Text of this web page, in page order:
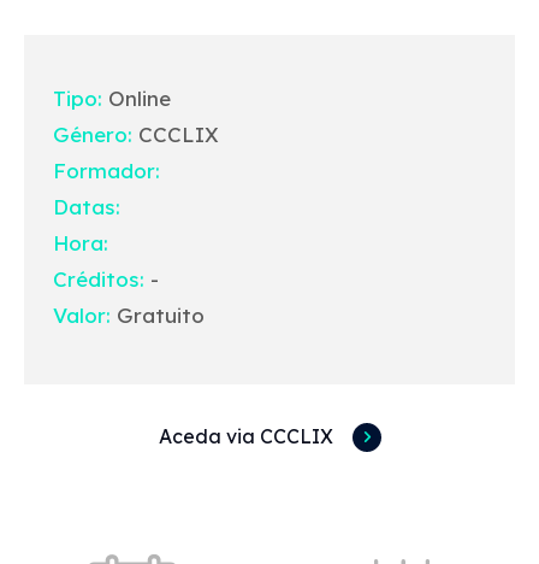
Tipo: Online
Género: CCCLIX
Formador:
Datas:
Hora:
Créditos: -
Valor: Gratuito
Aceda via CCCLIX